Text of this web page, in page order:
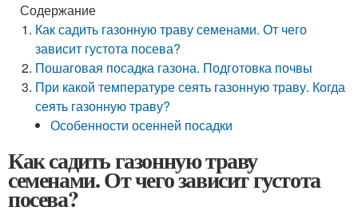
Содержание
Как садить газонную траву семенами. От чего
зависит густота посева?
Пошаговая посадка газона. Подготовка почвы
При какой температуре сеять газонную траву. Когда
сеять газонную траву?
Особенности осенней посадки
Как садить газонную траву
семенами. От чего зависит густота
посева?